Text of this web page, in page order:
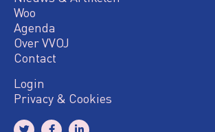
Woo
Agenda
Over VVOJ
Contact
Login
Privacy & Cookies